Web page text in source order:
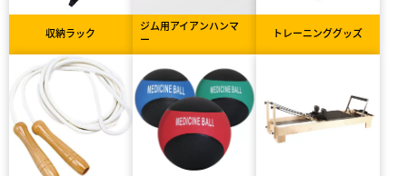
収納ラック
ジム用アイアンハンマ
ー
トレーニンググッズ